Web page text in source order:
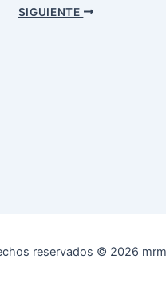
SIGUIENTE
reservados © 2026